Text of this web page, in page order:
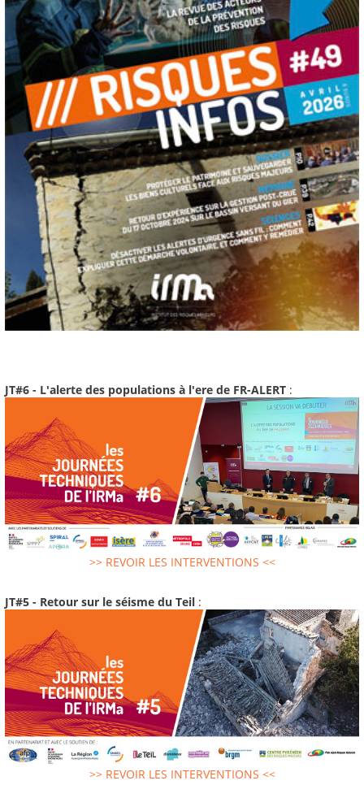
JT#6 - L'alerte des populations à l'ere de FR-ALERT :
>> REVOIR LES INTERVENTIONS <<
JT#5 - Retour sur le séisme du Teil :
>> REVOIR LES INTERVENTIONS <<